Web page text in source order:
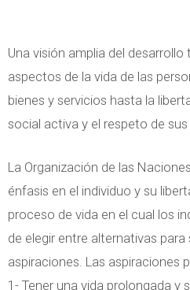
Una visión amplia del
aspectos de la vida de las
bienes y servicios hasta la
social activa y el respeto de sus
La Organización de las
énfasis en el individuo y su
proceso de vida en el cual los
de elegir entre alternativas
aspiraciones. Las aspiraciones
1- Tener una vida prolongada y